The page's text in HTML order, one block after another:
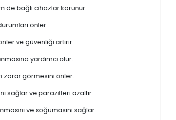
de bağlı cihazlar korunur.
önler.
ve güvenliği artırır.
yardımcı olur.
zarar görmesini önler.
sağlar ve parazitleri azaltır.
ve soğumasını sağlar.